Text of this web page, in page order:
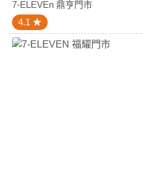
7-ELEVEn 鼎亨門市
4.1